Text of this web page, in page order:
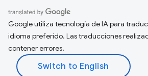
Google utiliza tecnología de IA para
idioma preferido. Las traducciones
contener errores.